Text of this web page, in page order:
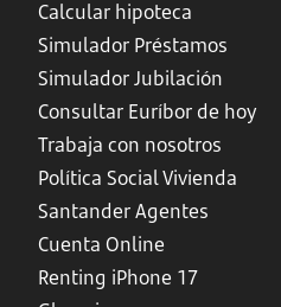
Calcular hipoteca
Simulador Préstamos
Simulador Jubilación
Consultar Euríbor de hoy
Trabaja con nosotros
Política Social Vivienda
Santander Agentes
Cuenta Online
Renting iPhone 17